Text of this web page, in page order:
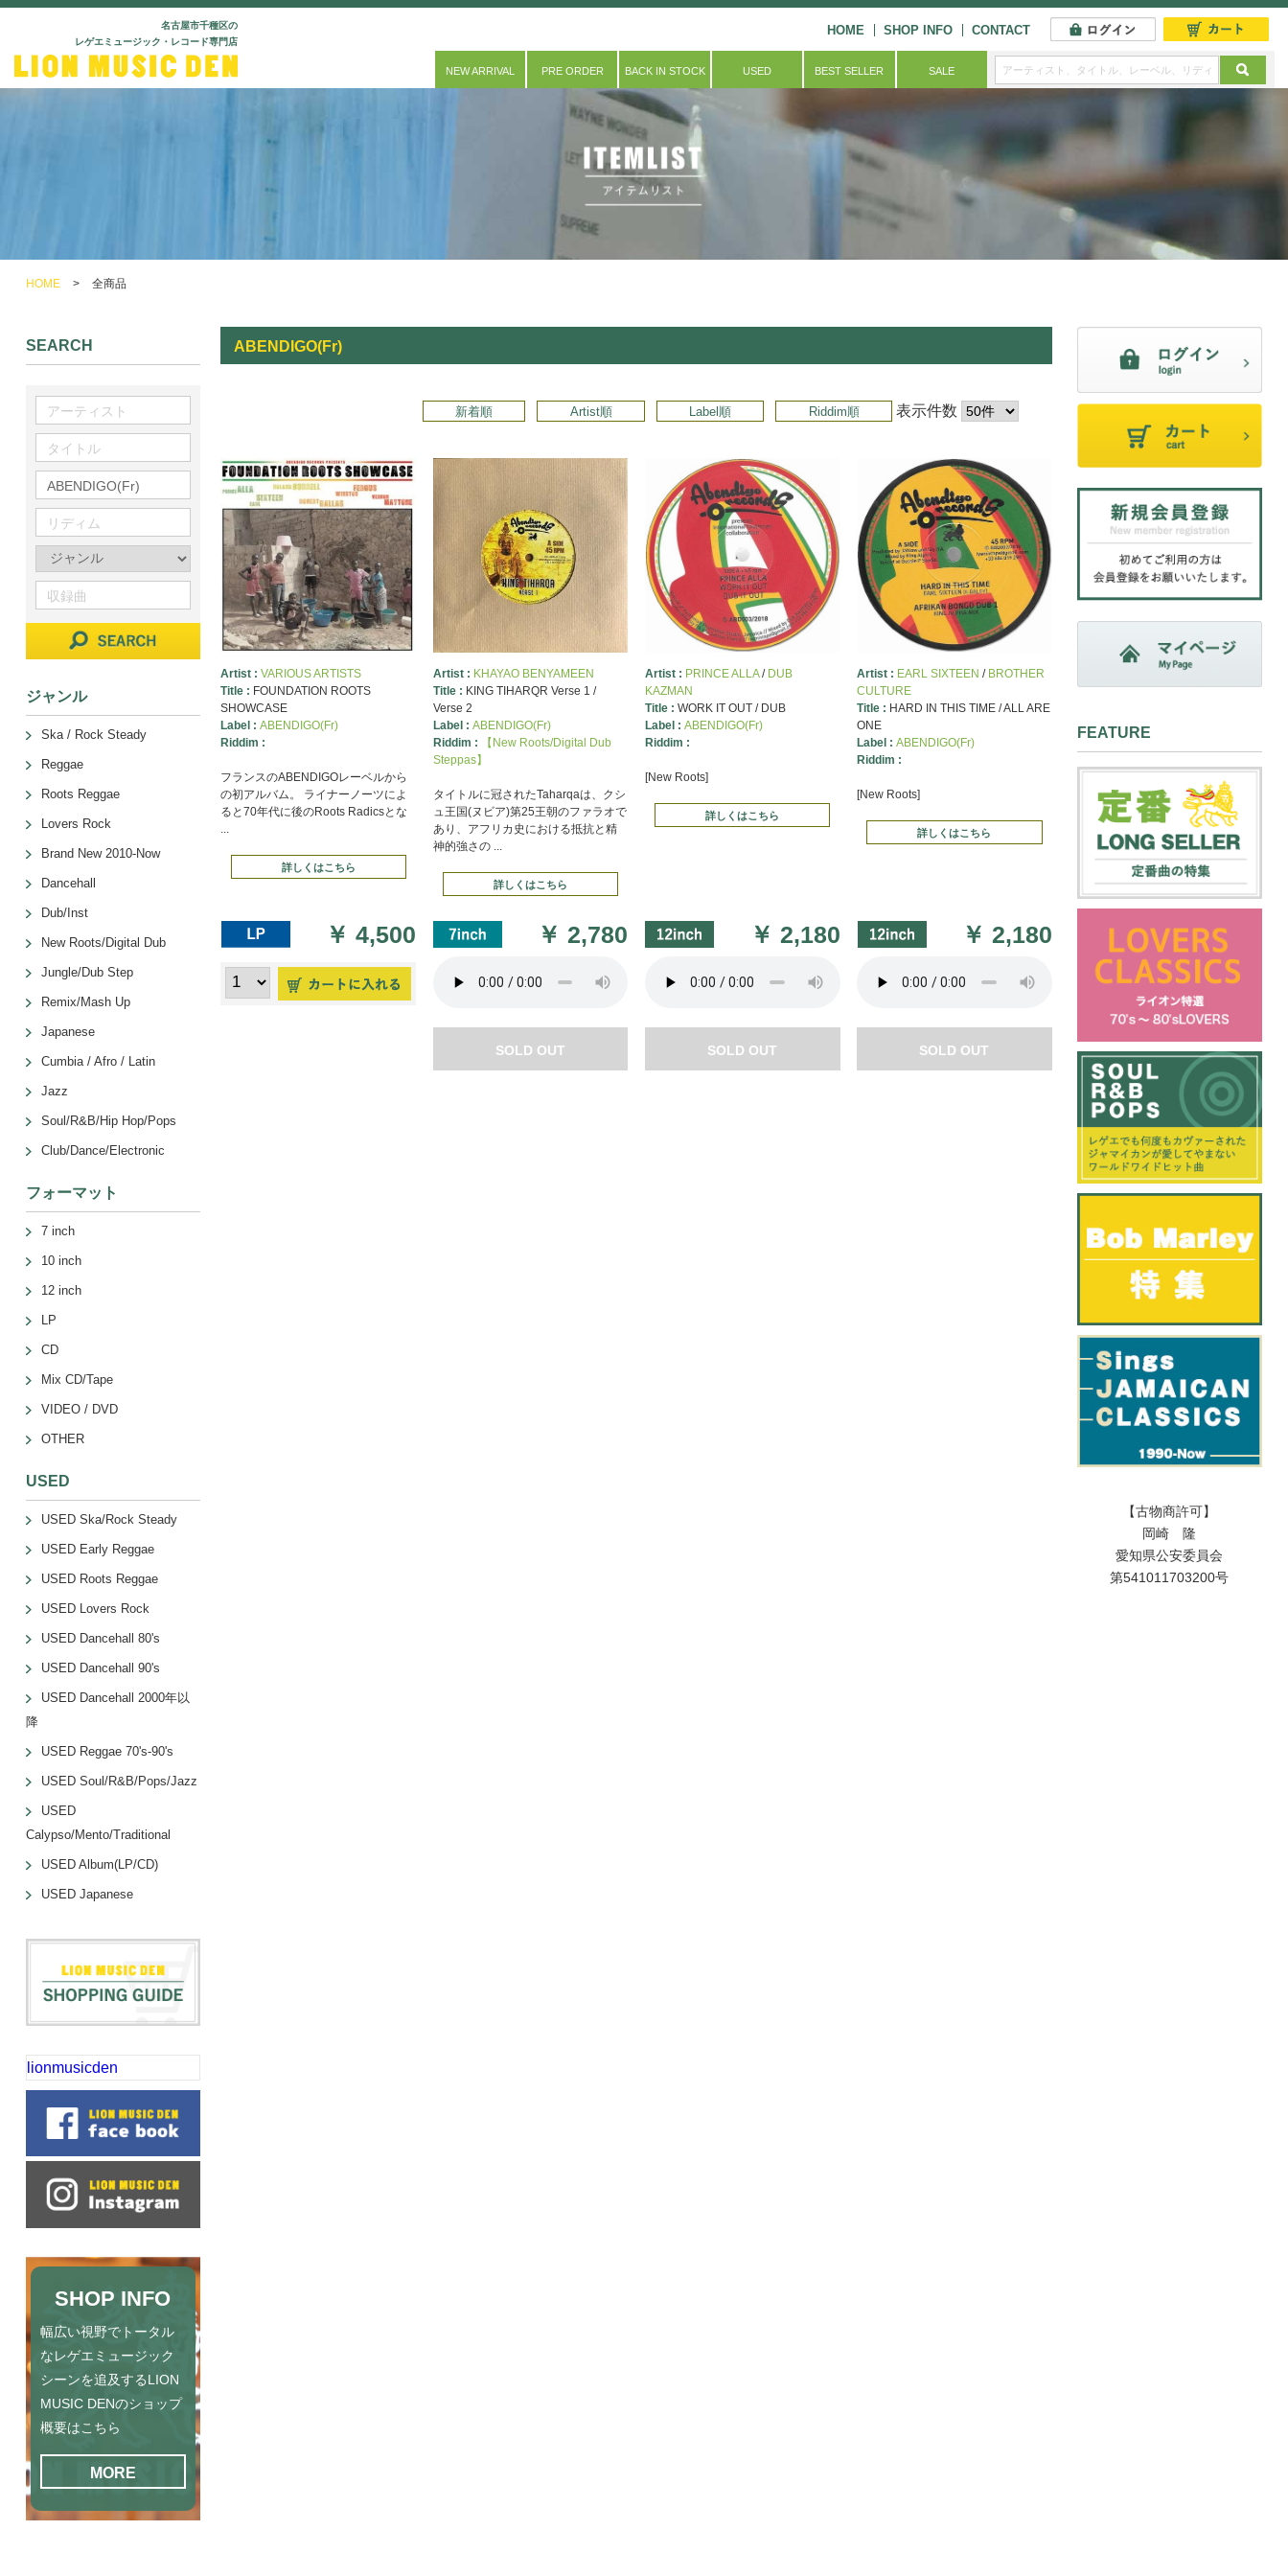
名古屋市千種区の
レゲエミュージック・レコード専門店
HOME SHOP INFO CONTACT
NEW ARRIVAL PRE ORDER BACK IN STOCK USED BEST SELLER SALE
HOME > 全商品
ABENDIGO(Fr)
新着順 Artist順 Label順 Riddim順 表示件数
Artist :VARIOUS ARTISTS
Title : FOUNDATION ROOTS
SHOWCASE
Label :ABENDIGO(Fr)
Riddim :
フランスのABENDIGOレーベルから
の初アルバム。 ライナーノーツによ
ると70年代に後のRoots Radicsとな
...
詳しくはこちら
￥4,500
Artist : KHAYAO BENYAMEEN
Title : KING TIHARQR Verse 1 /
Verse 2
Label : ABENDIGO(Fr)
Riddim :
【New Roots/Digital Dub
Steppas】
タイトルに冠されたTaharqaは、クシ
ュ王国(ヌビア)第25王朝のファラオで
あり、アフリカ史における抵抗と精
神的強さの ...
詳しくはこちら
￥2,780
SOLD OUT
Artist : PRINCE ALLA/ DUB
KAZMAN
Title : WORK IT OUT / DUB
Label : ABENDIGO(Fr)
Riddim :
[New Roots]
詳しくはこちら
￥ 2,180
SOLD OUT
Artist : EARL SIXTEEN / BROTHER
CULTURE
Title : HARD IN THIS TIME / ALL ARE
ONE
Label : ABENDIGO(Fr)
Riddim :
[New Roots]
詳しくはこちら
￥ 2,180
SOLD OUT
SEARCH
ジャンル
Ska / Rock Steady
Reggae
Roots Reggae
Lovers Rock
Brand New 2010-Now
Dancehall
Dub/Inst
New Roots/Digital Dub
Jungle/Dub Step
Remix/Mash Up
Japanese
Cumbia / Afro / Latin
Jazz
Soul/R&B/Hip Hop/Pops
Club/Dance/Electronic
フォーマット
7 inch
10 inch
12 inch
LP
CD
Mix CD/Tape
VIDEO / DVD
OTHER
USED
USED Ska/Rock Steady
USED Early Reggae
USED Roots Reggae
USED Lovers Rock
USED Dancehall 80's
USED Dancehall 90's
USED Dancehall 2000年以
降
USED Reggae 70's-90's
USED Soul/R&B/Pops/Jazz
USED
Calypso/Mento/Traditional
USED Album(LP/CD)
USED Japanese
lionmusicden
SHOP INFO
幅広い視野でトータル
なレゲエミュージック
シーンを追及するLION
MUSIC DENのショップ
概要はこちら
MORE
FEATURE
【古物商許可】
岡崎 隆
愛知県公安委員会
第541011703200号